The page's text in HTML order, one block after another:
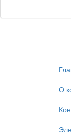
О